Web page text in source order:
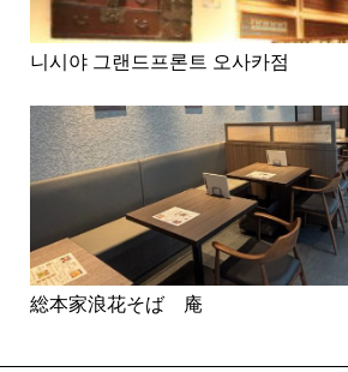
니시야 그랜드프론트 오사카점
総本家浪花そば 庵